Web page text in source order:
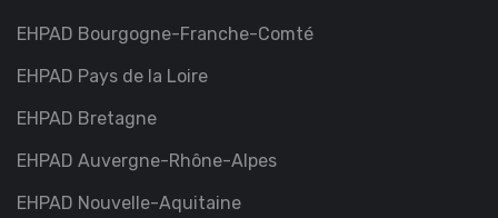
EHPAD Bourgogne-Franche-Comté
EHPAD Pays de la Loire
EHPAD Bretagne
EHPAD Auvergne-Rhône-Alpes
EHPAD Nouvelle-Aquitaine